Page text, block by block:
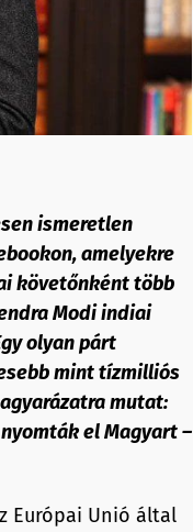
ismeretlen
amelyekre
követőnként több
Modi indiai
olyan párt
mint tízmilliós
mutat:
el Magyart –
Európai Unió által